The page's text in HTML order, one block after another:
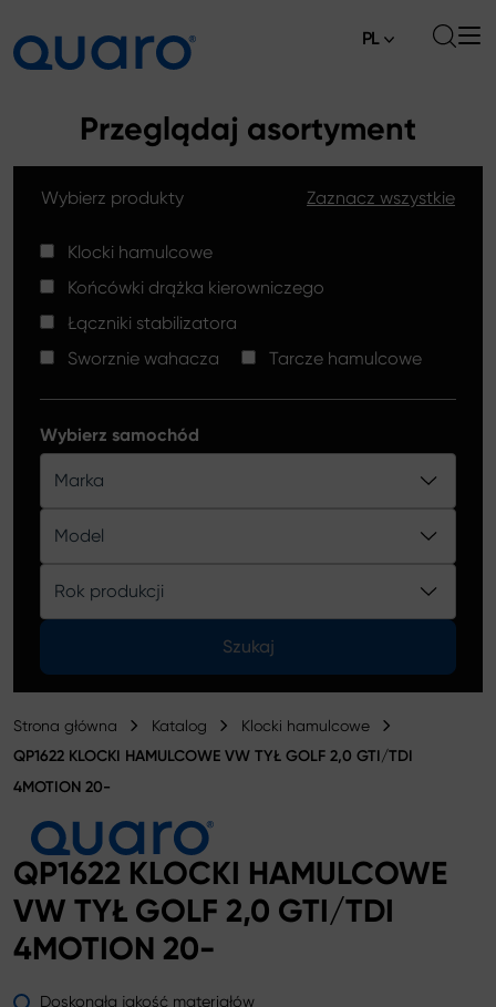
Klocki hamulcowe
Tarcze hamulcowe High Carbon
Końcówki drążków kierowniczych
Klocki hamulcowe Silver Ceramic
Katalog
Aktualności
Gdzie kupić
Kontakt
PL
Przeglądaj asortyment
Wybierz produkty Zaznacz wszystkie
Klocki hamulcowe
Końcówki drążka kierowniczego
Łączniki stabilizatora
Sworznie wahacza
Tarcze hamulcowe
Wybierz samochód
Marka
Model
Rok produkcji
Szukaj
Strona główna Katalog Klocki hamulcowe
QP1622 KLOCKI HAMULCOWE VW TYŁ GOLF 2,0 GTI/TDI
4MOTION 20-
QP1622 KLOCKI HAMULCOWE
VW TYŁ GOLF 2,0 GTI/TDI
4MOTION 20-
Doskonała jakość materiałów